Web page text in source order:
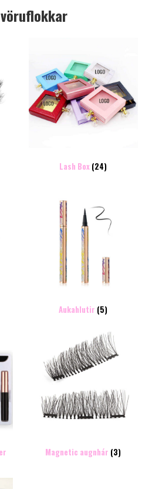
Lash Box (24)
Aukahlutir (5)
Magnetic augnhár (3)